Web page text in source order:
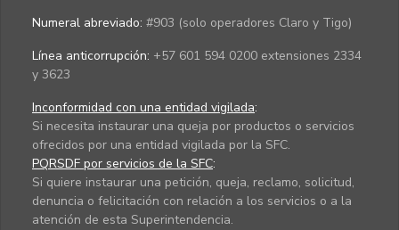
Numeral abreviado: #903 (solo operadores Claro y Tigo)
Línea anticorrupción: +57 601 594 0200 extensiones 2334
y 3623
Inconformidad con una entidad vigilada:
Si necesita instaurar una queja por productos o servicios
ofrecidos por una entidad vigilada por la SFC.
PQRSDF por servicios de la SFC:
Si quiere instaurar una petición, queja, reclamo, solicitud,
denuncia o felicitación con relación a los servicios o a la
atención de esta Superintendencia.